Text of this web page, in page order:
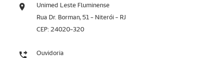
Unimed Leste Fluminense
Rua Dr. Borman, 51 - Niterói - RJ
CEP: 24020-320
Ouvidoria